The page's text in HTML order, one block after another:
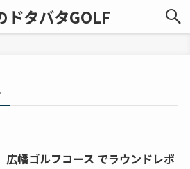
ドタバタGOLF
広幡ゴルフコース でラウンドレポ